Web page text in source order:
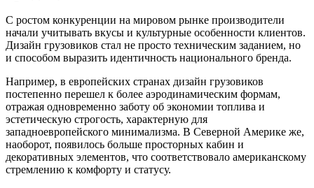
С ростом конкуренции на мировом рынке производители
начали учитывать вкусы и культурные особенности клиентов.
Дизайн грузовиков стал не просто техническим заданием, но
и способом выразить идентичность национального бренда.
Например, в европейских странах дизайн грузовиков
постепенно перешел к более аэродинамическим формам,
отражая одновременно заботу об экономии топлива и
эстетическую строгость, характерную для
западноевропейского минимализма. В Северной Америке же,
наоборот, появилось больше просторных кабин и
декоративных элементов, что соответствовало американскому
стремлению к комфорту и статусу.